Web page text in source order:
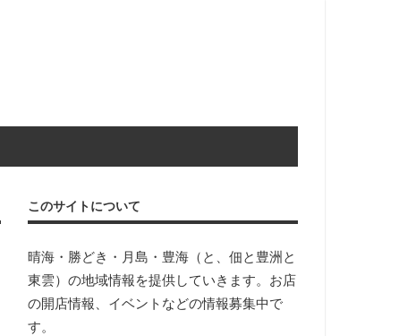
このサイトについて
晴海・勝どき・月島・豊海（と、佃と豊洲と
東雲）の地域情報を提供していきます。お店
の開店情報、イベントなどの情報募集中で
す。